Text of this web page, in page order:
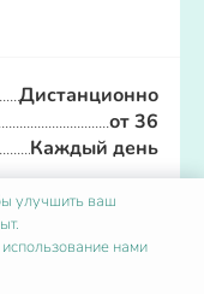
Дистанционно
от 36
Каждый день
улучшить ваш
нами